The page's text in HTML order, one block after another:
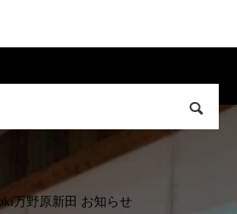
万野原新田 お知らせ